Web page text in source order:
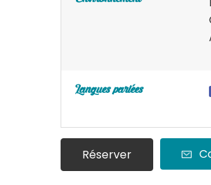
Langues parlées
Réserver